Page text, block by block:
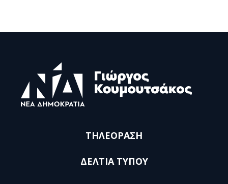
ΤΗΛΕΟΡΑΣΗ
ΔΕΛΤΙΑ ΤΥΠΟΥ